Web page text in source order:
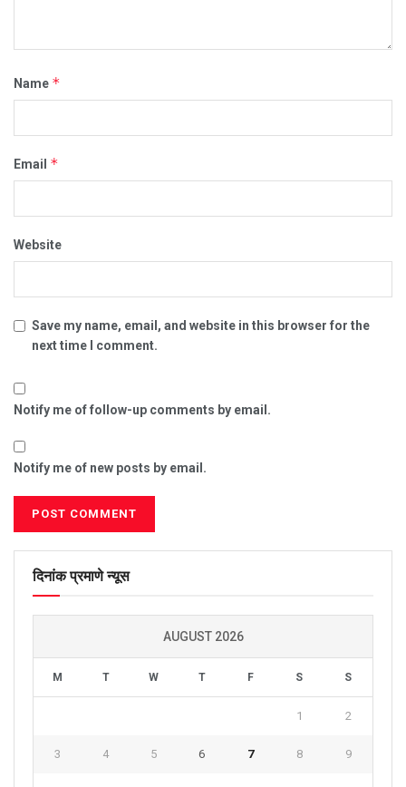
Name *
Email *
Website
Save my name, email, and website in this browser for the
next time I comment.
Notify me of follow-up comments by email.
Notify me of new posts by email.
दिनांक प्रमाणे न्यूस
AUGUST 2026
M T W T F S S
1 2
3 4 5 6 7 8 9